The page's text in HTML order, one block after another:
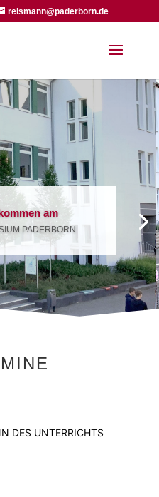
reismann@paderborn.de
am
PADERBORN
DES UNTERRICHTS